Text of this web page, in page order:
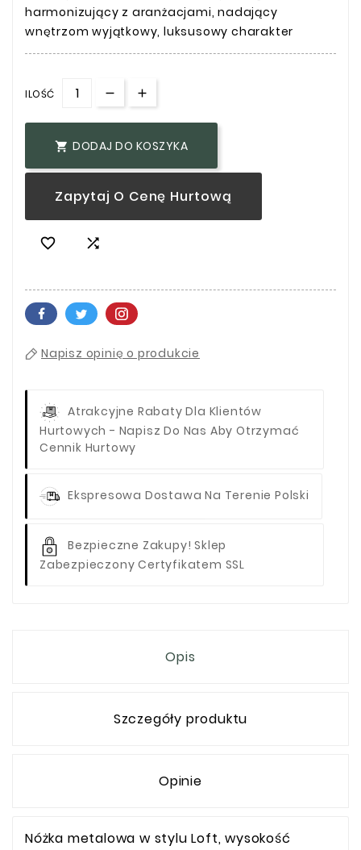
harmonizujący z aranżacjami, nadający
wnętrzom wyjątkowy, luksusowy charakter
ILOŚĆ
 DODAJ DO KOSZYKA
Zapytaj O Cenę Hurtową
 
Napisz opinię o produkcie
Atrakcyjne Rabaty Dla Klientów
Hurtowych - Napisz Do Nas Aby Otrzymać
Cennik Hurtowy
Ekspresowa Dostawa Na Terenie Polski
Bezpieczne Zakupy! Sklep
Zabezpieczony Certyfikatem SSL
Opis
Szczegóły produktu
Opinie
Nóżka metalowa w stylu Loft, wysokość